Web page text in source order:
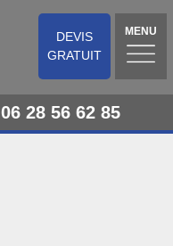
DEVIS
GRATUIT
MENU
06 28 56 62 85